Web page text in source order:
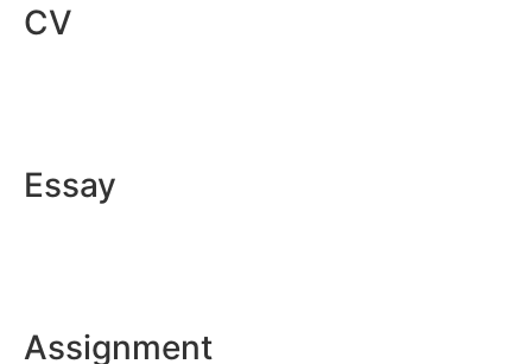
CV
Essay
Assignment